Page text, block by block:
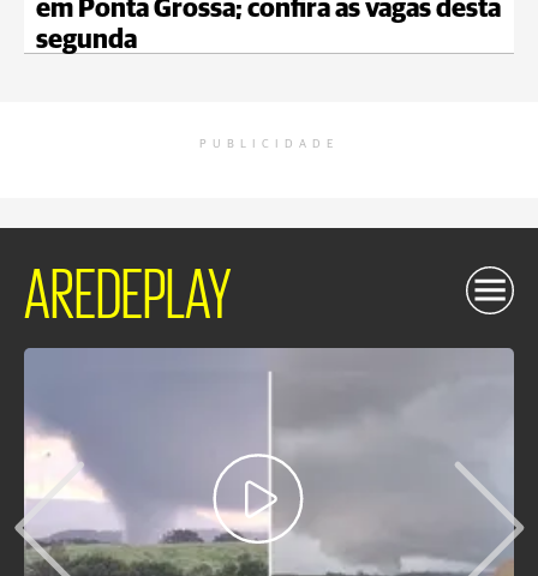
em Ponta Grossa; confira as vagas desta
segunda
PUBLICIDADE
AREDEPLAY